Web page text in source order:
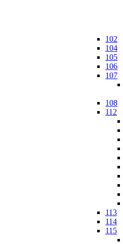
102
104
105
106
107
108
112
113
114
115